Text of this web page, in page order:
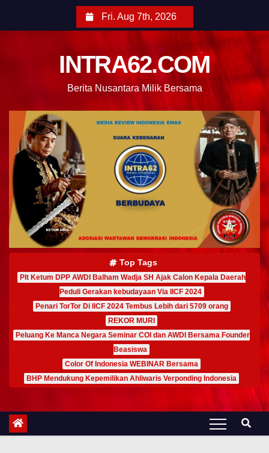
Fri. Aug 7th, 2026
INTRA62.COM
Berita Nusantara Milik Bersama
Top Tags
Plt Ketum DPP AWDI Balham Wadja SH Ajak Calon Kepala Daerah
Peduli Gerakan kebudayaan Via IICF 2024
Penari TorTor Di IICF 2024 Tembus Lebih dari 5709 orang
REKOR MURI
Peluang Ke Manca Negara Seminar COI dan AWDI Bersama Founder
Beasiswa
Color Of Indonesia WEBINAR Bersama
BHP Mendukung Kepemilikan Ahliwaris Verponding Indonesia